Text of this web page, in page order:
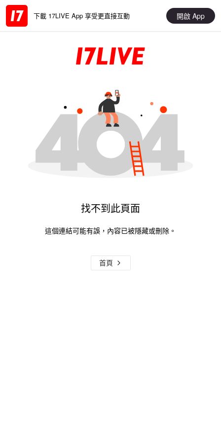
下載 17LIVE App 享受更直接互動 開啟 App
找不到此頁面
這個連結可能有誤，內容已被隱藏或刪除。
首頁